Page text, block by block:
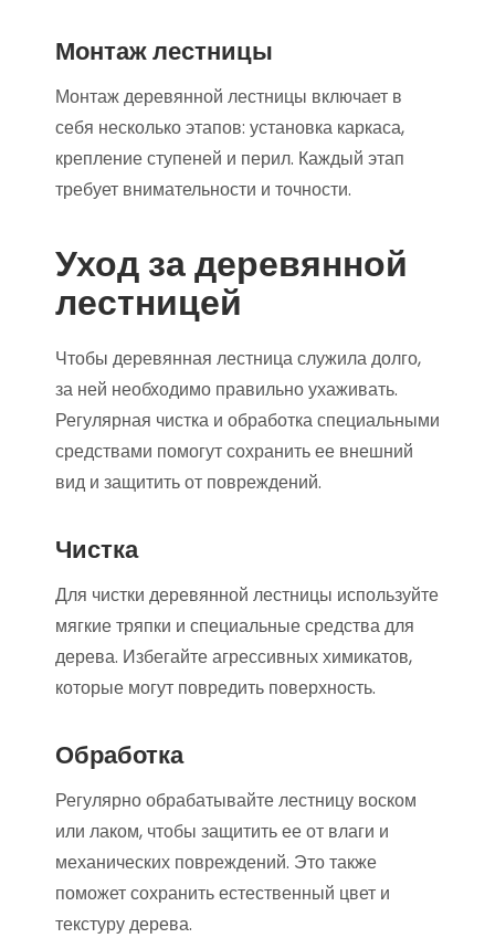
Монтаж лестницы
Монтаж деревянной лестницы включает в
себя несколько этапов: установка каркаса,
крепление ступеней и перил. Каждый этап
требует внимательности и точности.
Уход за деревянной
лестницей
Чтобы деревянная лестница служила долго,
за ней необходимо правильно ухаживать.
Регулярная чистка и обработка специальными
средствами помогут сохранить ее внешний
вид и защитить от повреждений.
Чистка
Для чистки деревянной лестницы используйте
мягкие тряпки и специальные средства для
дерева. Избегайте агрессивных химикатов,
которые могут повредить поверхность.
Обработка
Регулярно обрабатывайте лестницу воском
или лаком, чтобы защитить ее от влаги и
механических повреждений. Это также
поможет сохранить естественный цвет и
текстуру дерева.